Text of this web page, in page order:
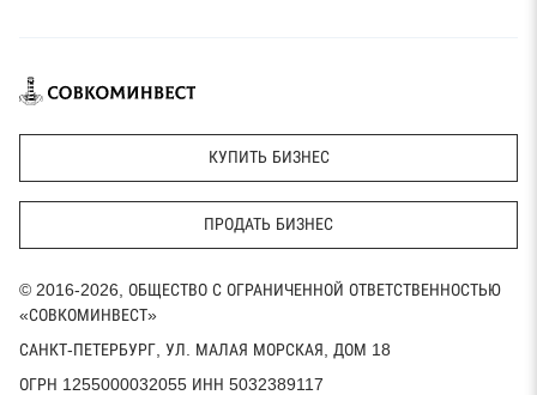
КУПИТЬ БИЗНЕС
ПРОДАТЬ БИЗНЕС
© 2016-2026, ОБЩЕСТВО С ОГРАНИЧЕННОЙ ОТВЕТСТВЕННОСТЬЮ
«СОВКОМИНВЕСТ»
САНКТ-ПЕТЕРБУРГ, УЛ. МАЛАЯ МОРСКАЯ, ДОМ 18
ОГРН 1255000032055 ИНН 5032389117